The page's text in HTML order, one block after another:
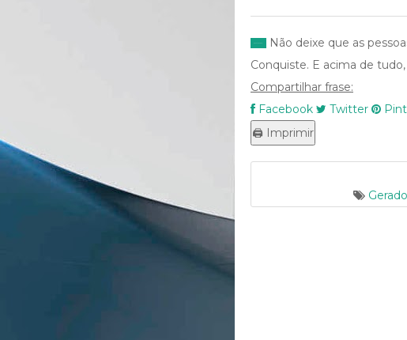
Não deixe que as
Conquiste. E acima de tudo,
Compartilhar frase:
Facebook
Twitter